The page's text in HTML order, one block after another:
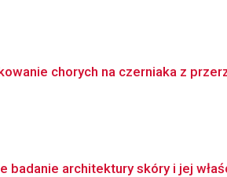
chorych na czerniaka z
architektury skóry i jej